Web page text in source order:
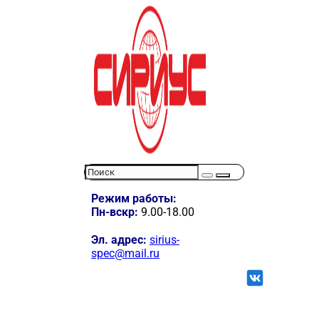
Режим работы:
Пн-вскр: 9.00-18.00
Эл. адрес: sirius-
spec@mail.ru